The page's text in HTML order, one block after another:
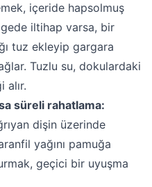
içeride hapsolmuş
iltihap varsa, bir
tuz ekleyip gargara
Tuzlu su, dokulardaki
alır.
süreli rahatlama:
dişin üzerinde
yağını pamuğa
geçici bir uyuşma